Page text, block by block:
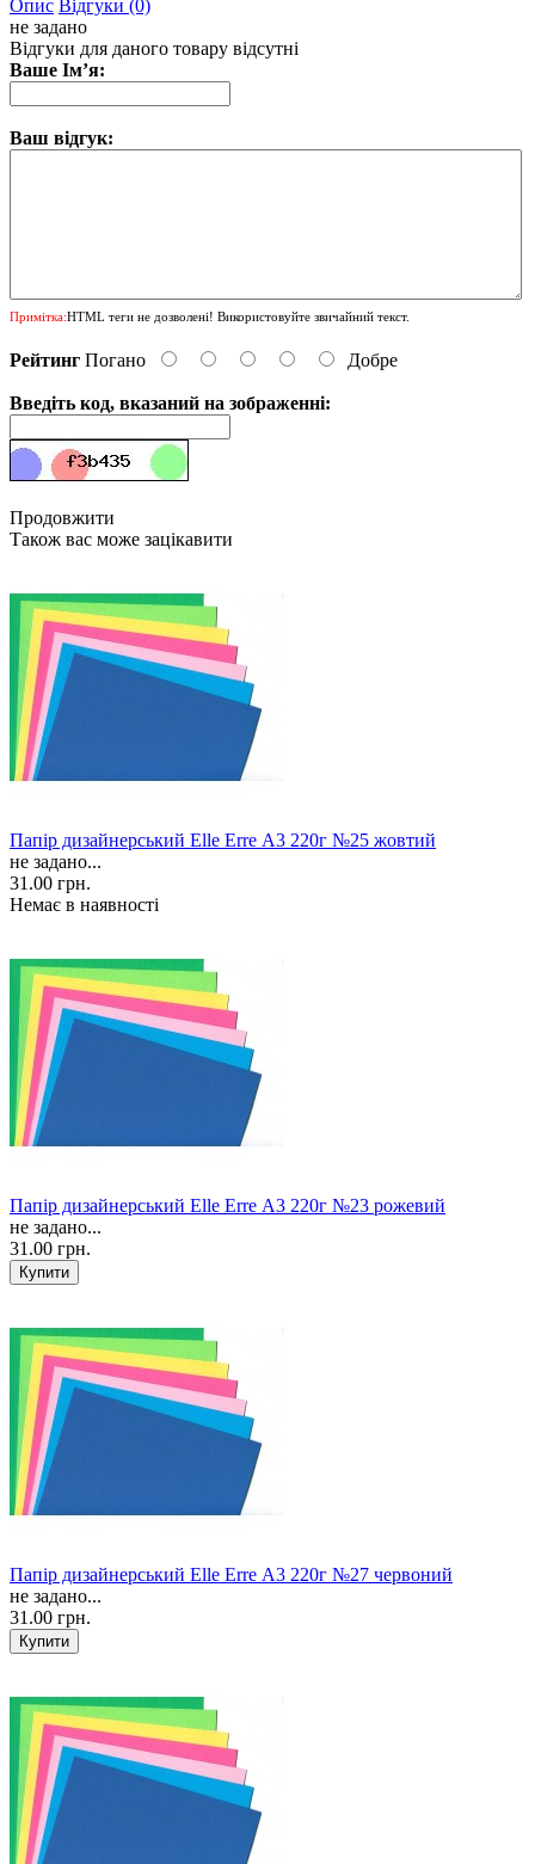
Опис Відгуки (0)
не задано
Відгуки для даного товару відсутні
Ваше Ім’я:
Ваш відгук:
Примітка:HTML теги не дозволені! Використовуйте звичайний текст.
Рейтинг Погано Добре
Введіть код, вказаний на зображенні:
Продовжити
Також вас може зацікавити
Папір дизайнерський Elle Erre А3 220г №25 жовтий
не задано...
31.00 грн.
Немає в наявності
Папір дизайнерський Elle Erre А3 220г №23 рожевий
не задано...
31.00 грн.
Папір дизайнерський Elle Erre А3 220г №27 червоний
не задано...
31.00 грн.